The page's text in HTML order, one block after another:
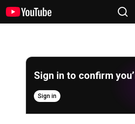
Sign in to confirm
Sign in